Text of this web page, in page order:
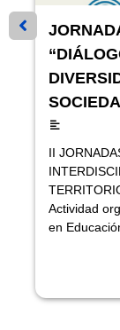
II
Actividad
en